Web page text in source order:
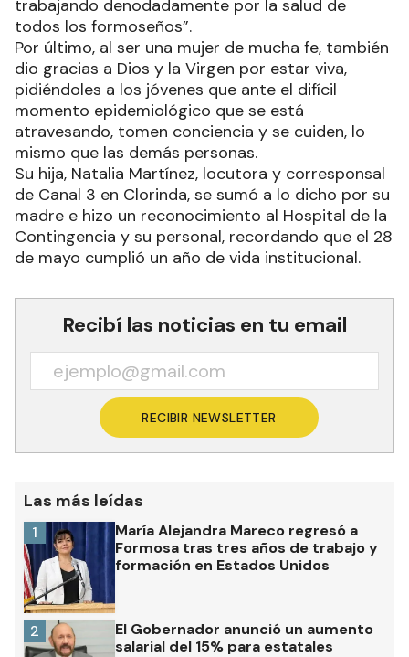
trabajando denodadamente por la salud de
todos los formoseños”.
Por último, al ser una mujer de mucha fe, también
dio gracias a Dios y la Virgen por estar viva,
pidiéndoles a los jóvenes que ante el difícil
momento epidemiológico que se está
atravesando, tomen conciencia y se cuiden, lo
mismo que las demás personas.
Su hija, Natalia Martínez, locutora y corresponsal
de Canal 3 en Clorinda, se sumó a lo dicho por su
madre e hizo un reconocimiento al Hospital de la
Contingencia y su personal, recordando que el 28
de mayo cumplió un año de vida institucional.
Recibí las noticias en tu email
RECIBIR NEWSLETTER
Las más leídas
María Alejandra Mareco regresó a
Formosa tras tres años de trabajo y
formación en Estados Unidos
1
El Gobernador anunció un aumento
salarial del 15% para estatales
2